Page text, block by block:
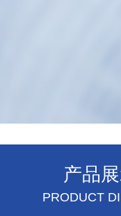
产品
PRODUCT